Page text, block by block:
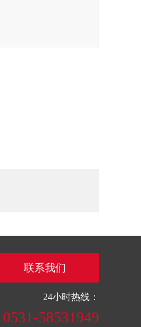
联系我们
24小时热线：
0531-58531949